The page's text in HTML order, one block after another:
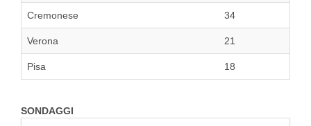
Cremonese 34
Verona 21
Pisa 18
SONDAGGI